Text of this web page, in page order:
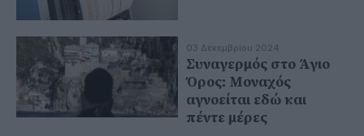
03 Δεκεμβρίου 2024
Συναγερμός στο Άγιο
Όρος: Μοναχός
αγνοείται εδώ και
πέντε μέρες